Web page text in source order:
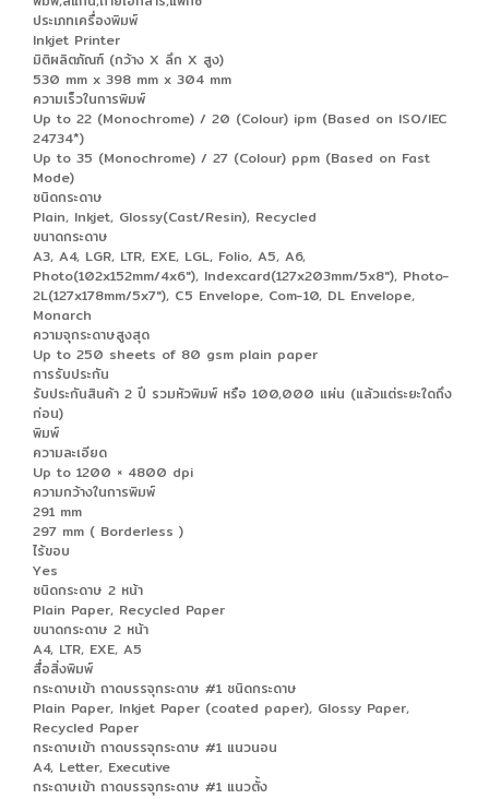
ประเภทเครื่องพิมพ์
Inkjet Printer
มิติผลิตภัณฑ์ (กว้าง X ลึก X สูง)
530 mm x 398 mm x 304 mm
ความเร็วในการพิมพ์
Up to 22 (Monochrome) / 20 (Colour) ipm (Based on ISO/IEC
24734*)
Up to 35 (Monochrome) / 27 (Colour) ppm (Based on Fast
Mode)
ชนิดกระดาษ
Plain, Inkjet, Glossy(Cast/Resin), Recycled
ขนาดกระดาษ
A3, A4, LGR, LTR, EXE, LGL, Folio, A5, A6,
Photo(102x152mm/4x6"), Indexcard(127x203mm/5x8"), Photo-
2L(127x178mm/5x7"), C5 Envelope, Com-10, DL Envelope,
Monarch
ความจุกระดาษสูงสุด
Up to 250 sheets of 80 gsm plain paper
การรับประกัน
รับประกันสินค้า 2 ปี รวมหัวพิมพ์ หรือ 100,000 แผ่น (แล้วแต่ระยะใดถึง
ก่อน)
พิมพ์
ความละเอียด
Up to 1200 × 4800 dpi
ความกว้างในการพิมพ์
291 mm
297 mm ( Borderless )
ไร้ขอบ
Yes
ชนิดกระดาษ 2 หน้า
Plain Paper, Recycled Paper
ขนาดกระดาษ 2 หน้า
A4, LTR, EXE, A5
สื่อสิ่งพิมพ์
กระดาษเข้า ถาดบรรจุกระดาษ #1 ชนิดกระดาษ
Plain Paper, Inkjet Paper (coated paper), Glossy Paper,
Recycled Paper
กระดาษเข้า ถาดบรรจุกระดาษ #1 แนวนอน
A4, Letter, Executive
กระดาษเข้า ถาดบรรจุกระดาษ #1 แนวตั้ง